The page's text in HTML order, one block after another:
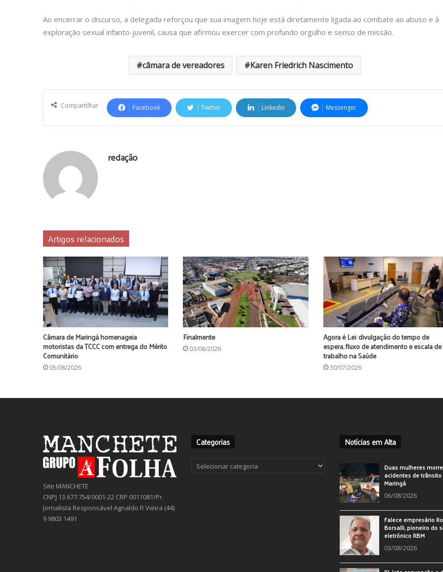
Ao encerrar o discurso, a delegada reforçou que sua imagem hoje está diretamente ligada ao combate ao abuso e à
exploração sexual infanto-juvenil, causa que afirmou exercer com profundo orgulho e senso de missão.
câmara de vereadores Karen Friedrich Nascimento
Compartilhar Facebook Twitter Linkedin Messenger
redação
Artigos relacionados
Câmara de Maringá homenageia
motoristas da TCCC com entrega do Mérito
Comunitário
05/08/2026
Finalmente
03/08/2026
Agora é Lei: divulgação do tempo de
espera, fluxo de atendimento e escala de
trabalho na Saúde
30/07/2026
Site MANCHETE
CNPJ 13.677.754/0001-22 CRP 0011081/Pr.
Jornalista Responsável Agnaldo R Vieira (44)
9 9803 1491
Categorias
Categorias
Notícias em Alta
Duas mulheres
acidentes de
Maringá
06/08/2026
Falece empresário
Borsalli, pioneiro do
eletrônico RBM
03/08/2026